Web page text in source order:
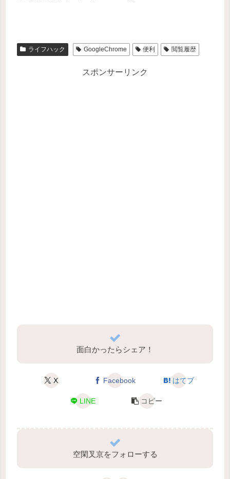
ライフハック GoogleChrome 便利 閲覧履歴
スポンサーリンク
面白かったらシェア！
X Facebook はてブ
LINE コピー
空閑叉京をフォローする